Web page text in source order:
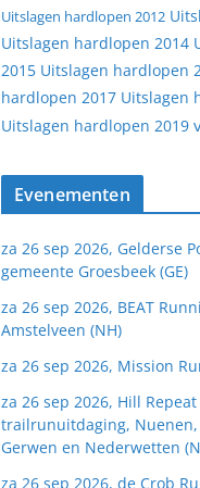
Uitslagen hardlopen 2012
Uitslagen hardlopen 2014
2015 Uitslagen hardlopen
hardlopen 2017 Uitslagen
Uitslagen hardlopen 2019
Evenementen
za 26 sep 2026, Gelderse
gemeente Groesbeek (GE)
za 26 sep 2026, BEAT
Amstelveen (NH)
za 26 sep 2026, Mission
za 26 sep 2026, Hill
trailrunuitdaging,
Gerwen en Nederwetten
za 26 sep 2026, de Crob